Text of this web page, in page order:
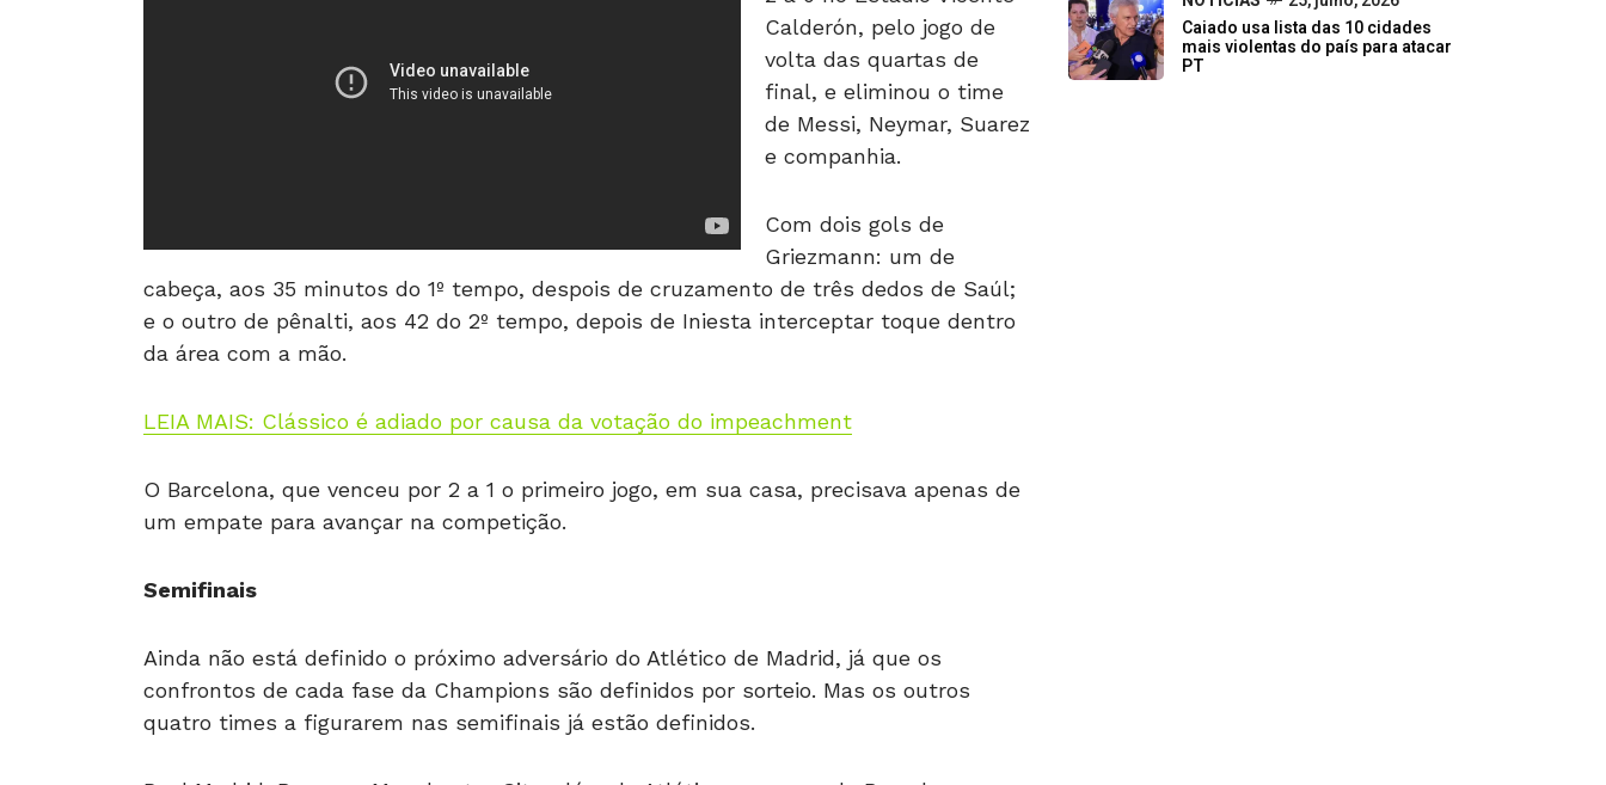
Calderón, pelo jogo de
volta das quartas de
final, e eliminou o time
de Messi, Neymar, Suarez
e companhia.
Com dois gols de
Griezmann: um de
cabeça, aos 35 minutos do 1º tempo, despois de cruzamento de três dedos de Saúl;
e o outro de pênalti, aos 42 do 2º tempo, depois de Iniesta interceptar toque dentro
da área com a mão.
LEIA MAIS: Clássico é adiado por causa da votação do impeachment
O Barcelona, que venceu por 2 a 1 o primeiro jogo, em sua casa, precisava apenas de
um empate para avançar na competição.
Semifinais
Ainda não está definido o próximo adversário do Atlético de Madrid, já que os
confrontos de cada fase da Champions são definidos por sorteio. Mas os outros
quatro times a figurarem nas semifinais já estão definidos.
Caiado usa lista das 10 cidades
mais violentas do país para atacar
PT